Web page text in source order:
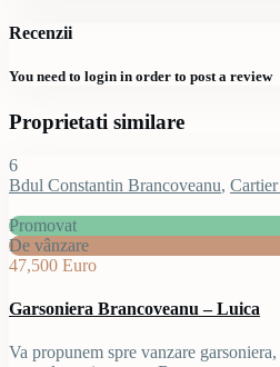
Recenzii
You need to login in order to post a review
Proprietati similare
6
Bdul Constantin Brancoveanu,
Promovat
De vânzare
47,500 Euro
Garsoniera Brancoveanu – Luica
Va propunem spre vanzare